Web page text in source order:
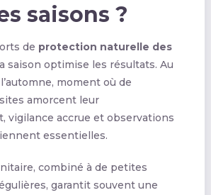
saisons ?
de protection naturelle des
saison optimise les résultats. Au
moment où de
amorcent leur
vigilance accrue et observations
essentielles.
combiné à de petites
garantit souvent une